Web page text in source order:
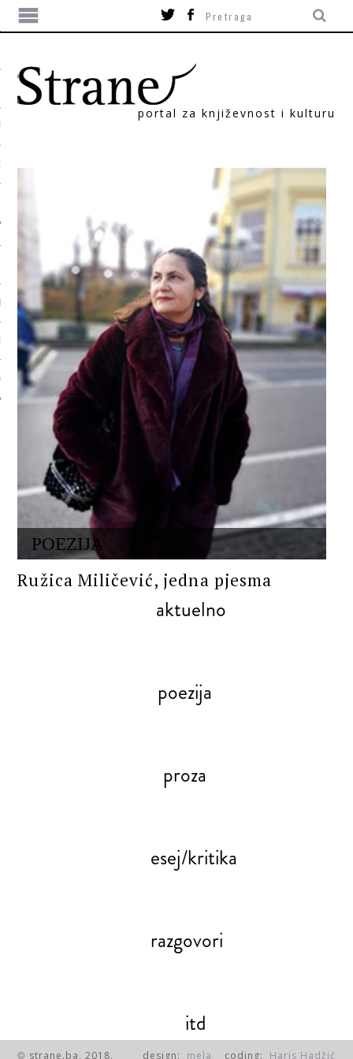
portal za književnost i kulturu
POEZIJA
Ružica Miličević, jedna pjesma
aktuelno
poezija
proza
esej/kritika
razgovori
itd
© strane.ba, 2018. design: mela coding: Haris Hadžić